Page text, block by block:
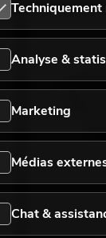
l'article
Techniquement
Analyse &
Marketing
Médias
Chat &